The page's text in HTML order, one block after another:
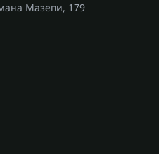
Мазепи, 179